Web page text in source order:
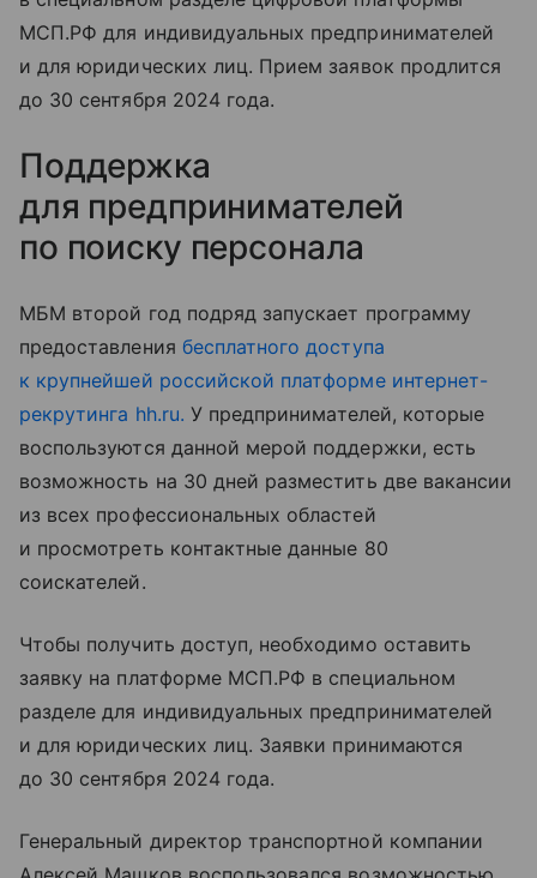
МСП.РФ для индивидуальных предпринимателей
и для юридических лиц. Прием заявок продлится
до 30 сентября 2024 года.
Поддержка
для предпринимателей
по поиску персонала
МБМ второй год подряд запускает программу
предоставления бесплатного доступа
к крупнейшей российской платформе интернет-
рекрутинга hh.ru. У предпринимателей, которые
воспользуются данной мерой поддержки, есть
возможность на 30 дней разместить две вакансии
из всех профессиональных областей
и просмотреть контактные данные 80
соискателей.
Чтобы получить доступ, необходимо оставить
заявку на платформе МСП.РФ в специальном
разделе для индивидуальных предпринимателей
и для юридических лиц. Заявки принимаются
до 30 сентября 2024 года.
Генеральный директор транспортной компании